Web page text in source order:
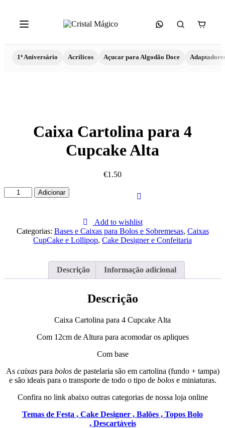
1º Aniversário Acrílicos Açucar para Algodão Doce
Caixa Cartolina para 4
Cupcake Alta
€1.50
Quantidade
de
Adicionar
Add to wishlist
Categorias: Bases e Caixas para Bolos e Sobremesas, Caixas
CupCake e Lollipop, Cake Designer e Confeitaria
Descrição Informação adicional
Descrição
Caixa Cartolina para 4 Cupcake Alta
Com 12cm de Altura para acomodar os apliques
Com base
As caixaspara bolosde pastelaria são em cartolina (fundo + tampa)
e são ideais para o transporte de todo o tipo de bolose miniaturas.
Confira no link abaixo outras categorias de nossa loja online
Temas de Festa , Cake Designer , Balões , Topos Bolo
, Descartáveis